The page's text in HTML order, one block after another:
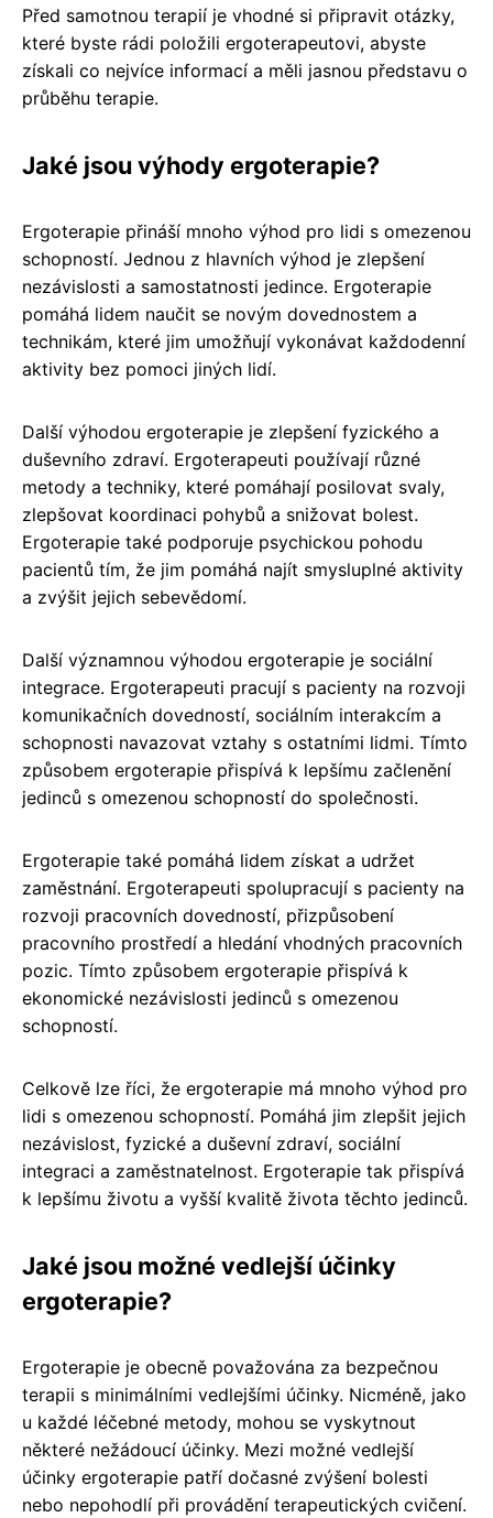
Před samotnou terapií je vhodné si připravit otázky,
které byste rádi položili ergoterapeutovi, abyste
získali co nejvíce informací a měli jasnou představu o
průběhu terapie.
Jaké jsou výhody ergoterapie?
Ergoterapie přináší mnoho výhod pro lidi s omezenou
schopností. Jednou z hlavních výhod je zlepšení
nezávislosti a samostatnosti jedince. Ergoterapie
pomáhá lidem naučit se novým dovednostem a
technikám, které jim umožňují vykonávat každodenní
aktivity bez pomoci jiných lidí.
Další výhodou ergoterapie je zlepšení fyzického a
duševního zdraví. Ergoterapeuti používají různé
metody a techniky, které pomáhají posilovat svaly,
zlepšovat koordinaci pohybů a snižovat bolest.
Ergoterapie také podporuje psychickou pohodu
pacientů tím, že jim pomáhá najít smysluplné aktivity
a zvýšit jejich sebevědomí.
Další významnou výhodou ergoterapie je sociální
integrace. Ergoterapeuti pracují s pacienty na rozvoji
komunikačních dovedností, sociálním interakcím a
schopnosti navazovat vztahy s ostatními lidmi. Tímto
způsobem ergoterapie přispívá k lepšímu začlenění
jedinců s omezenou schopností do společnosti.
Ergoterapie také pomáhá lidem získat a udržet
zaměstnání. Ergoterapeuti spolupracují s pacienty na
rozvoji pracovních dovedností, přizpůsobení
pracovního prostředí a hledání vhodných pracovních
pozic. Tímto způsobem ergoterapie přispívá k
ekonomické nezávislosti jedinců s omezenou
schopností.
Celkově lze říci, že ergoterapie má mnoho výhod pro
lidi s omezenou schopností. Pomáhá jim zlepšit jejich
nezávislost, fyzické a duševní zdraví, sociální
integraci a zaměstnatelnost. Ergoterapie tak přispívá
k lepšímu životu a vyšší kvalitě života těchto jedinců.
Jaké jsou možné vedlejší účinky
ergoterapie?
Ergoterapie je obecně považována za bezpečnou
terapii s minimálními vedlejšími účinky. Nicméně, jako
u každé léčebné metody, mohou se vyskytnout
některé nežádoucí účinky. Mezi možné vedlejší
účinky ergoterapie patří dočasné zvýšení bolesti
nebo nepohodlí při provádění terapeutických cvičení.